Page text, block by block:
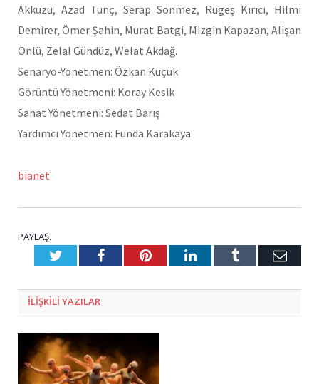
Akkuzu, Azad Tunç, Serap Sönmez, Rugeş Kırıcı, Hilmi
Demirer, Ömer Şahin, Murat Batgi, Mizgin Kapazan, Alişan
Önlü, Zelal Gündüz, Welat Akdağ.
Senaryo-Yönetmen: Özkan Küçük
Görüntü Yönetmeni: Koray Kesik
Sanat Yönetmeni: Sedat Barış
Yardımcı Yönetmen: Funda Karakaya
bianet
PAYLAŞ.
TwitterFacebookPinterestLinkedInTumblr E-
ILIŞKILI YAZILAR